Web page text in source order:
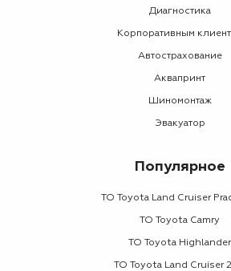
Диагностика
Корпоративным
Автострахование
Аквапринт
Шиномонтаж
Эвакуатор
Популярное
ТО Toyota Land Cruiser
ТО Toyota Camry
ТО Toyota Highlander
ТО Toyota Land Cruiser